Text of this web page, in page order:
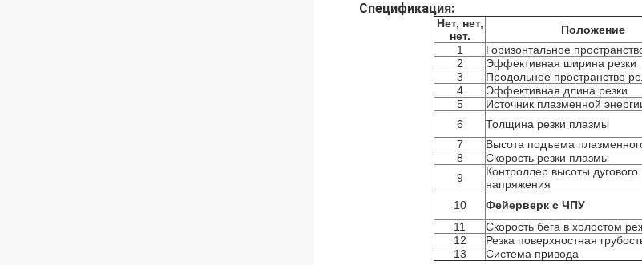
Спецификация:
Нет, нет,
нет.
Положение
1
Горизонтальное
2
Эффективная ширина резки
3
Продольное пространство
4
Эффективная длина резки
5
Источник плазменной
6
Толщина резки плазмы
7
Высота подъема
8
Скорость резки плазмы
9
Контроллер высоты дугового
напряжения
10 Фейерверк с ЧПУ
11
Скорость бега в холостом
12
Резка поверхностная
13
Система привода